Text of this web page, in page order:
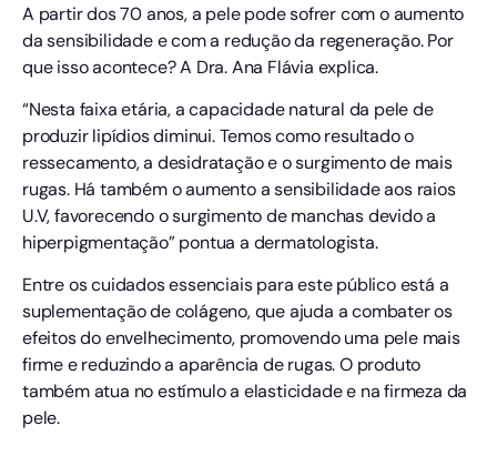
A partir dos 70 anos, a pele pode sofrer com o aumento
da sensibilidade e com a redução da regeneração. Por
que isso acontece? A Dra. Ana Flávia explica.
“Nesta faixa etária, a capacidade natural da pele de
produzir lipídios diminui. Temos como resultado o
ressecamento, a desidratação e o surgimento de mais
rugas. Há também o aumento a sensibilidade aos raios
U.V, favorecendo o surgimento de manchas devido a
hiperpigmentação” pontua a dermatologista.
Entre os cuidados essenciais para este público está a
suplementação de colágeno, que ajuda a combater os
efeitos do envelhecimento, promovendo uma pele mais
firme e reduzindo a aparência de rugas. O produto
também atua no estímulo a elasticidade e na firmeza da
pele.